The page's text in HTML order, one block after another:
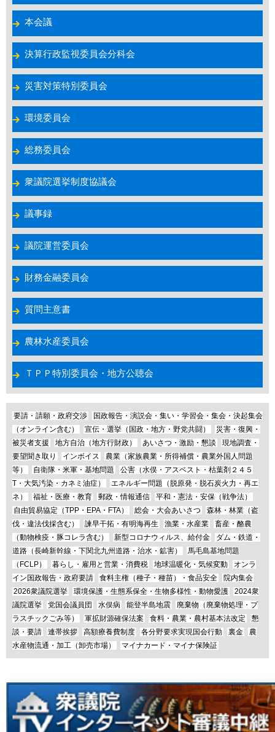
本会議
決算行政監視委員会分科会
災害対策特別委員会
環境委員会
総務委員会
衆議院選挙制度協議会
議事録
議院運営委員会
財務金融委員会
質問主意書
農林水産委員会
ＴＰＰ特別委員会・地方公聴会
要請・請願・政府交渉
国政報告・演説会・集い・学習会・集会・決起集会
（オンライン含む）
宣伝・選挙（国政・地方・野党共闘）
災害・復興・
被災者支援
地方自治（地方行財政） あいさつ・激励・懇談
現地調査・
要望聞き取り
インボイス
農業（家族農業・所得補償・農業外国人問題
等）
自衛隊・米軍・基地問題
公害（水俣・アスベスト・枯葉剤２４５
T・大気汚染・カネミ油症）
エネルギー問題（脱原発・脱石炭火力・再エ
ネ）
福祉・医療・教育 郵政・情報通信
平和・憲法・安保（戦争法）
自由貿易協定（TPP・EPA・FTA）
総会・大会あいさつ
森林・林業（盗
伐・違法伐採含む）
諫早干拓・有明海再生 漁業・水産業
畜産・酪農
（動物検疫・豚コレラ含む）
新型コロナウィルス、給付金
ダム・鉄道・
道路（長崎新幹線・下関北九州道路・治水・鉱害）
馬毛島基地問題
（FCLP）
暮らし・雇用と営業・消費税 地球温暖化・気候変動
オンラ
イン国政報告・政府要請
食料主権（種子・種苗）・食品安全
院内集会
2026衆議院選挙
環境保護・生態系保全・生物多様性・動物愛護
2024衆
議院選挙
党国会議員団 水俣病 能登半島地震
廃棄物（廃棄物処理・プ
ラスチックごみ等）
軍拡財源確保法案 食料・農業・農村基本法改定
懇
談・要請
連帯挨拶 高額療養費制度 各分野要求実現国会行動 裏金
農
水産物流通・加工（卸売市場）
マイナカード・マイナ保険証